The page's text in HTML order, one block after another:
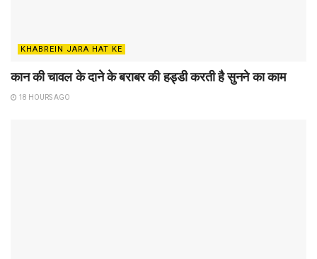
KHABREIN JARA HAT KE
कान की चावल के दाने के बराबर की हड्डी करती है सुनने का काम
18 HOURS AGO